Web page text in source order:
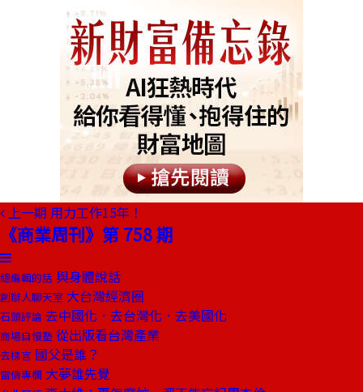
上一期 用力工作15年！
《商業周刊》第 758 期
總編輯的話 與身體說話
創辦人聊天室 大台灣經濟圈
石頭評論 去中國化．去台灣化．去美國化
商場自慢塾 從出版看台灣產業
去梯言 國父是誰？
雷倩專欄 大夢誰先覺